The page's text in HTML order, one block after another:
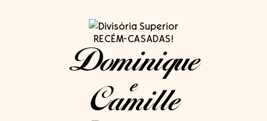
RECÉM-CASADAS!
Dominique
e
Camille